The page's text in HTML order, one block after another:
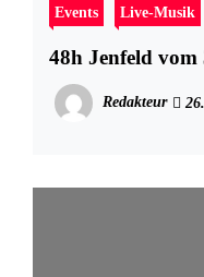
Events Live-Musik
48h Jenfeld vom
Redakteur